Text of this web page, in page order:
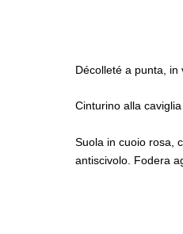
Décolleté a punta, in
Cinturino alla
Suola in cuoio rosa,
antiscivolo. Fodera